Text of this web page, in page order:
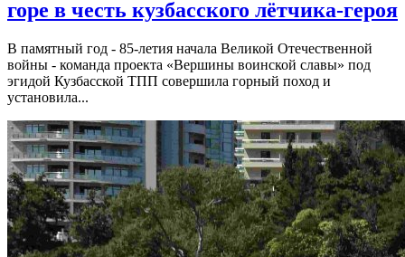
горе в честь кузбасского лётчика-героя
В памятный год - 85-летия начала Великой Отечественной
войны - команда проекта «Вершины воинской славы» под
эгидой Кузбасской ТПП совершила горный поход и
установила...